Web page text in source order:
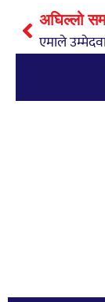
अघिल्लो